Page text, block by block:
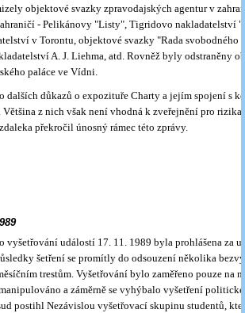
objektové svazky zpravodajských agentur v
- Pelikánovy "Listy", Tigridovo nakladatelství
v Torontu, objektové svazky "Rada svobodného
A. J. Liehma, atd. Rovněž byly odstraněny
paláce ve Vídni.
dalších důkazů o expozituře Charty a jejím spojení s
z nich však není vhodná k zveřejnění pro rizika
překročil únosný rámec této zprávy.
vyšetřování událostí 17. 11. 1989 byla prohlášena za
šetření se promítly do odsouzení několika
trestům. Vyšetřování bylo zaměřeno pouze na
a záměrně se vyhýbalo vyšetření
postihl Nezávislou vyšetřovací skupinu studentů,